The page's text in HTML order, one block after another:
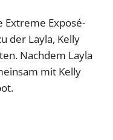
Extreme Exposé-
der Layla, Kelly
Nachdem Layla
mit Kelly